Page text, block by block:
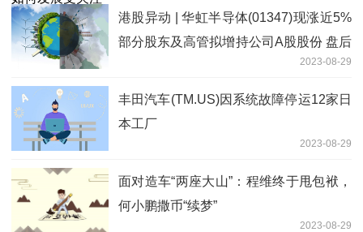
港股异动 | 华虹半导体(01347)现涨近5%
部分股东及高管拟增持公司A股股份 盘后
2023-08-29
丰田汽车(TM.US)因系统故障停运12家日
本工厂
2023-08-29
面对造车“两座大山”：程维终于甩包袱，
何小鹏撒币“续梦”
2023-08-29